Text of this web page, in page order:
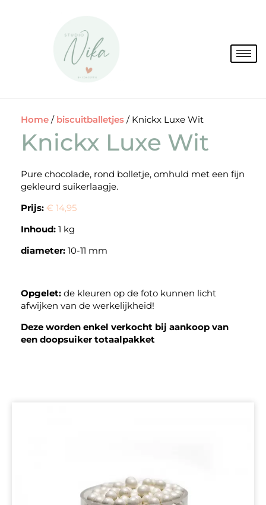
Home / biscuitballetjes / Knickx Luxe Wit
Knickx Luxe Wit
Pure chocolade, rond bolletje, omhuld met een fijn
gekleurd suikerlaagje.
Prijs: € 14,95
Inhoud: 1 kg
diameter: 10-11 mm
Opgelet: de kleuren op de foto kunnen licht
afwijken van de werkelijkheid!
Deze worden enkel verkocht bij aankoop van
een doopsuiker totaalpakket